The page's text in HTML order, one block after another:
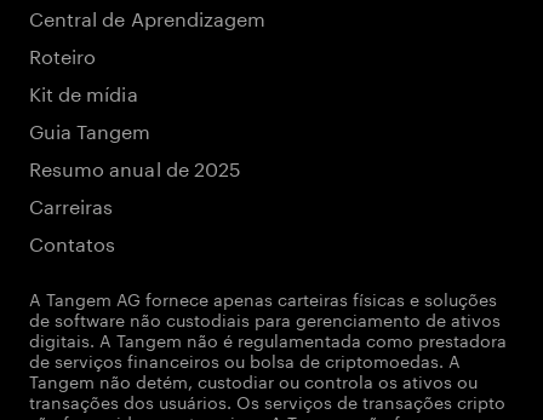
Central de Aprendizagem
Roteiro
Kit de mídia
Guia Tangem
Resumo anual de 2025
Carreiras
Contatos
A Tangem AG fornece apenas carteiras físicas e soluções
de software não custodiais para gerenciamento de ativos
digitais. A Tangem não é regulamentada como prestadora
de serviços financeiros ou bolsa de criptomoedas. A
Tangem não detém, custodiar ou controla os ativos ou
transações dos usuários. Os serviços de transações cripto